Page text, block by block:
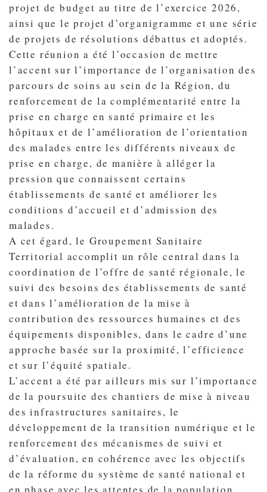
projet de budget au titre de l’exercice 2026,
ainsi que le projet d’organigramme et une série
de projets de résolutions débattus et adoptés.
Cette réunion a été l’occasion de mettre
l’accent sur l’importance de l’organisation des
parcours de soins au sein de la Région, du
renforcement de la complémentarité entre la
prise en charge en santé primaire et les
hôpitaux et de l’amélioration de l’orientation
des malades entre les différents niveaux de
prise en charge, de manière à alléger la
pression que connaissent certains
établissements de santé et améliorer les
conditions d’accueil et d’admission des
malades.
A cet égard, le Groupement Sanitaire
Territorial accomplit un rôle central dans la
coordination de l’offre de santé régionale, le
suivi des besoins des établissements de santé
et dans l’amélioration de la mise à
contribution des ressources humaines et des
équipements disponibles, dans le cadre d’une
approche basée sur la proximité, l’efficience
et sur l’équité spatiale.
L’accent a été par ailleurs mis sur l’importance
de la poursuite des chantiers de mise à niveau
des infrastructures sanitaires, le
développement de la transition numérique et le
renforcement des mécanismes de suivi et
d’évaluation, en cohérence avec les objectifs
de la réforme du système de santé national et